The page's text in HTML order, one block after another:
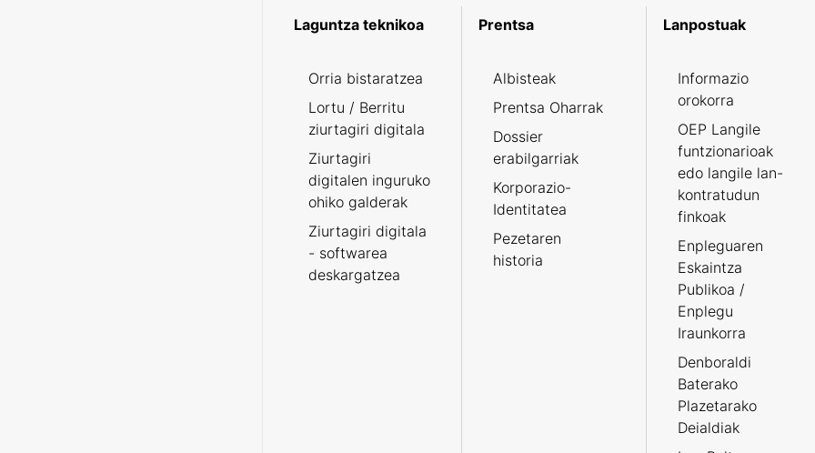
Laguntza teknikoa
Orria bistaratzea
Lortu / Berritu
ziurtagiri digitala
Ziurtagiri
digitalen inguruko
ohiko galderak
Ziurtagiri digitala
- softwarea
deskargatzea
Prentsa
Albisteak
Prentsa Oharrak
Dossier
erabilgarriak
Korporazio-
Identitatea
Pezetaren
historia
Lanpostuak
Informazio
orokorra
OEP Langile
funtzionarioak
edo langile lan-
kontratudun
finkoak
Enpleguaren
Eskaintza
Publikoa /
Enplegu
Iraunkorra
Denboraldi
Baterako
Plazetarako
Deialdiak